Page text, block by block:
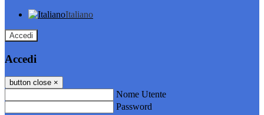
Italiano
Accedi
Accedi
button close ×
Nome Utente
Password